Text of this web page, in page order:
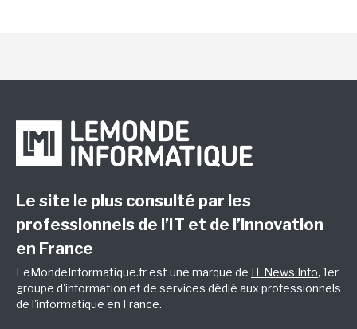
Le site le plus consulté par les
professionnels de l’IT et de l’innovation
en France
LeMondeInformatique.fr est une marque de IT News Info, 1er
groupe d'information et de services dédié aux professionnels
de l'informatique en France.